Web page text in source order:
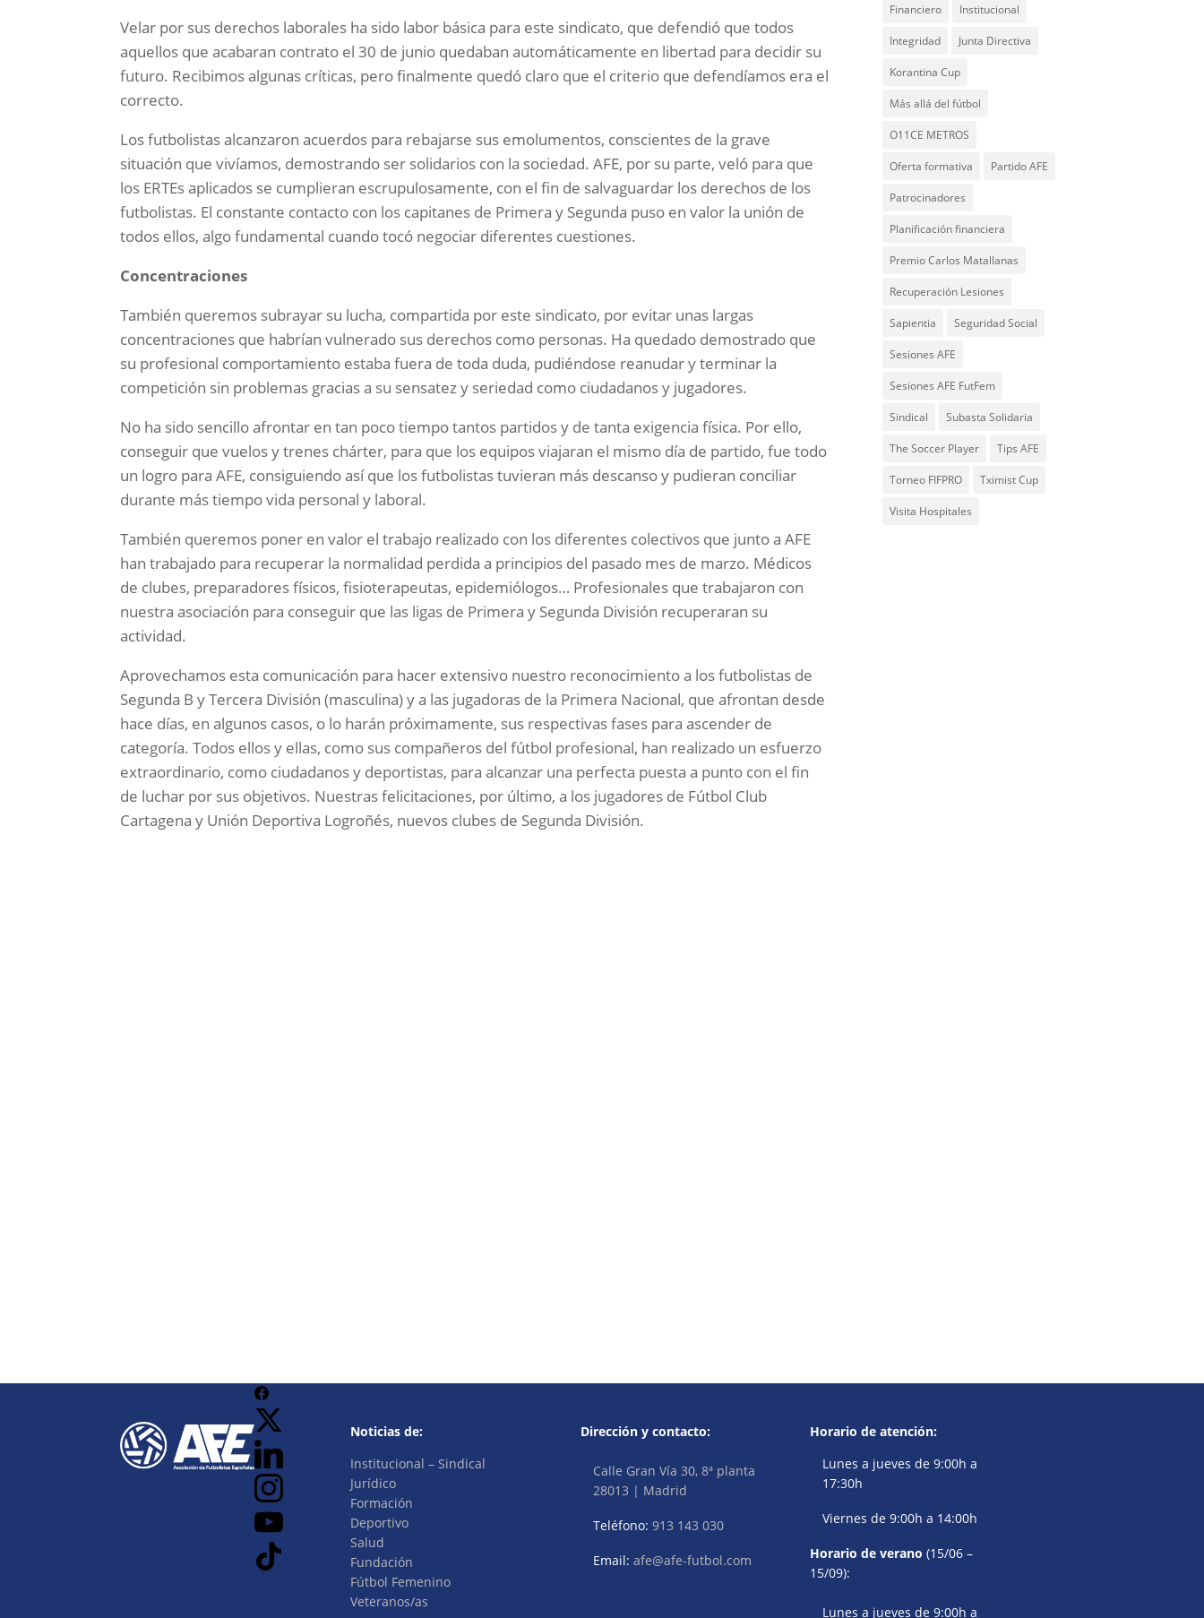
Velar por sus derechos laborales ha sido labor básica para este sindicato, que defendió que todos
aquellos que acabaran contrato el 30 de junio quedaban automáticamente en libertad para decidir su
futuro. Recibimos algunas críticas, pero finalmente quedó claro que el criterio que defendíamos era el
correcto.
Los futbolistas alcanzaron acuerdos para rebajarse sus emolumentos, conscientes de la grave
situación que vivíamos, demostrando ser solidarios con la sociedad. AFE, por su parte, veló para que
los ERTEs aplicados se cumplieran escrupulosamente, con el fin de salvaguardar los derechos de los
futbolistas. El constante contacto con los capitanes de Primera y Segunda puso en valor la unión de
todos ellos, algo fundamental cuando tocó negociar diferentes cuestiones.
Concentraciones
También queremos subrayar su lucha, compartida por este sindicato, por evitar unas largas
concentraciones que habrían vulnerado sus derechos como personas. Ha quedado demostrado que
su profesional comportamiento estaba fuera de toda duda, pudiéndose reanudar y terminar la
competición sin problemas gracias a su sensatez y seriedad como ciudadanos y jugadores.
No ha sido sencillo afrontar en tan poco tiempo tantos partidos y de tanta exigencia física. Por ello,
conseguir que vuelos y trenes chárter, para que los equipos viajaran el mismo día de partido, fue todo
un logro para AFE, consiguiendo así que los futbolistas tuvieran más descanso y pudieran conciliar
durante más tiempo vida personal y laboral.
También queremos poner en valor el trabajo realizado con los diferentes colectivos que junto a AFE
han trabajado para recuperar la normalidad perdida a principios del pasado mes de marzo. Médicos
de clubes, preparadores físicos, fisioterapeutas, epidemiólogos… Profesionales que trabajaron con
nuestra asociación para conseguir que las ligas de Primera y Segunda División recuperaran su
actividad.
Aprovechamos esta comunicación para hacer extensivo nuestro reconocimiento a los futbolistas de
Segunda B y Tercera División (masculina) y a las jugadoras de la Primera Nacional, que afrontan desde
hace días, en algunos casos, o lo harán próximamente, sus respectivas fases para ascender de
categoría. Todos ellos y ellas, como sus compañeros del fútbol profesional, han realizado un esfuerzo
extraordinario, como ciudadanos y deportistas, para alcanzar una perfecta puesta a punto con el fin
de luchar por sus objetivos. Nuestras felicitaciones, por último, a los jugadores de Fútbol Club
Cartagena y Unión Deportiva Logroñés, nuevos clubes de Segunda División.
Financiero Institucional
Integridad Junta Directiva
Korantina Cup
Más allá del fútbol
O11CE METROS
Oferta formativa Partido AFE
Patrocinadores
Planificación financiera
Premio Carlos Matallanas
Recuperación Lesiones
Sapientia Seguridad Social
Sesiones AFE
Sesiones AFE FutFem
Sindical Subasta Solidaria
The Soccer Player Tips AFE
Torneo FIFPRO Tximist Cup
Visita Hospitales
Noticias de:
Institucional – Sindical
Jurídico
Formación
Deportivo
Salud
Fundación
Fútbol Femenino
Veteranos/as
Dirección y contacto:
Calle Gran Vía 30, 8ª planta
28013 | Madrid
Teléfono: 913 143 030
Email: afe@afe-futbol.com
Horario de atención:
Lunes a jueves de 9:00h a
17:30h
Viernes de 9:00h a 14:00h
Horario de verano (15/06 –
15/09):
Lunes a jueves de 9:00h a